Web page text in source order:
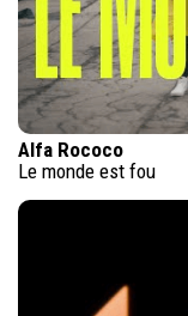
Alfa Rococo
Le monde est fou